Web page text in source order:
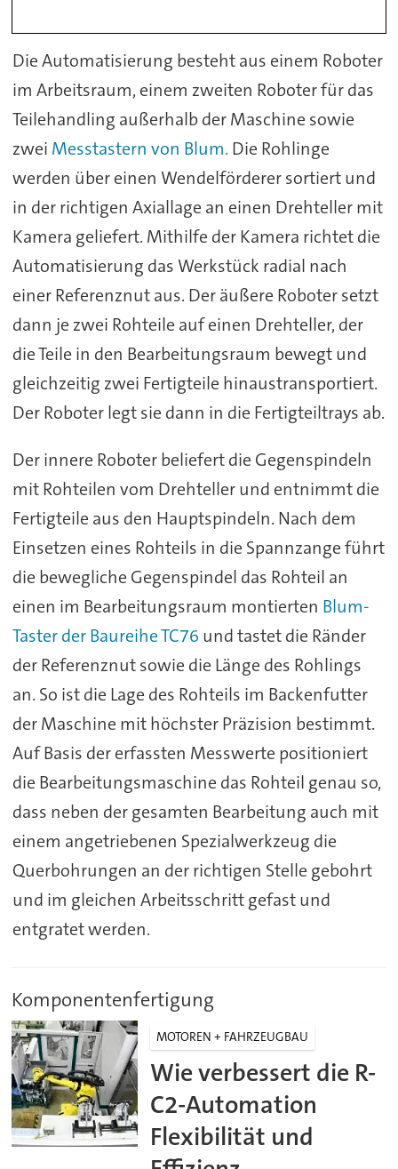
Die Automatisierung besteht aus einem Roboter
im Arbeitsraum, einem zweiten Roboter für das
Teilehandling außerhalb der Maschine sowie
zwei Messtastern von Blum. Die Rohlinge
werden über einen Wendelförderer sortiert und
in der richtigen Axiallage an einen Drehteller mit
Kamera geliefert. Mithilfe der Kamera richtet die
Automatisierung das Werkstück radial nach
einer Referenznut aus. Der äußere Roboter setzt
dann je zwei Rohteile auf einen Drehteller, der
die Teile in den Bearbeitungsraum bewegt und
gleichzeitig zwei Fertigteile hinaustransportiert.
Der Roboter legt sie dann in die Fertigteiltrays ab.
Der innere Roboter beliefert die Gegenspindeln
mit Rohteilen vom Drehteller und entnimmt die
Fertigteile aus den Hauptspindeln. Nach dem
Einsetzen eines Rohteils in die Spannzange führt
die bewegliche Gegenspindel das Rohteil an
einen im Bearbeitungsraum montierten Blum-
Taster der Baureihe TC76 und tastet die Ränder
der Referenznut sowie die Länge des Rohlings
an. So ist die Lage des Rohteils im Backenfutter
der Maschine mit höchster Präzision bestimmt.
Auf Basis der erfassten Messwerte positioniert
die Bearbeitungsmaschine das Rohteil genau so,
dass neben der gesamten Bearbeitung auch mit
einem angetriebenen Spezialwerkzeug die
Querbohrungen an der richtigen Stelle gebohrt
und im gleichen Arbeitsschritt gefast und
entgratet werden.
Komponentenfertigung
MOTOREN + FAHRZEUGBAU
Wie verbessert die R-
C2-Automation
Flexibilität und